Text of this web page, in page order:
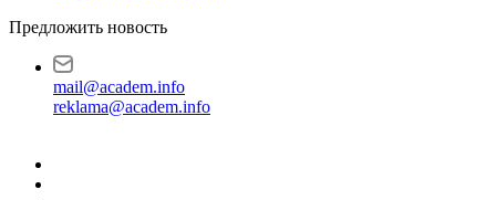
Предложить новость
mail@academ.info
reklama@academ.info